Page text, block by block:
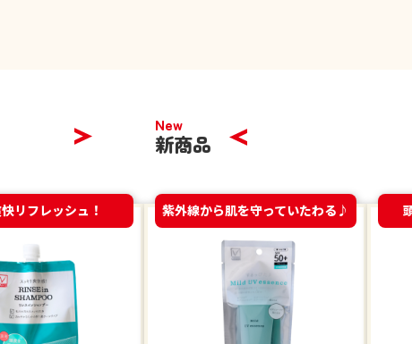
New
新商品
リフレッシュ！ 紫外線から肌を守っていたわる♪